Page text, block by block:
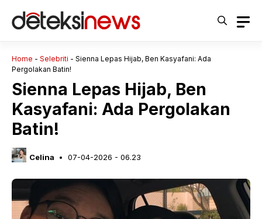
Home - Selebriti - Sienna Lepas Hijab, Ben Kasyafani: Ada
Pergolakan Batin!
Sienna Lepas Hijab, Ben
Kasyafani: Ada Pergolakan
Batin!
Celina 07-04-2026 - 06.23